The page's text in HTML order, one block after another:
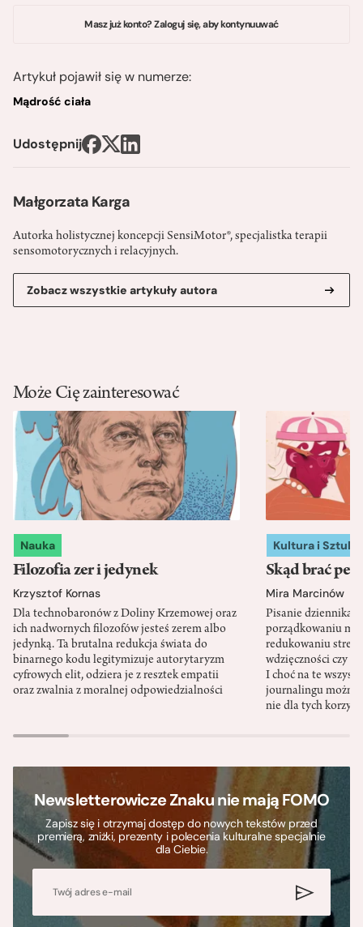
Małgorzata Karga
Autorka holistycznej koncepcji SensiMotor®, specjalistka terapii
sensomotorycznych i relacyjnych.
Zobacz wszystkie artykuły autora
Masz już konto? Zaloguj się, aby kontynuuwać
Artykuł pojawił się w numerze:
Mądrość ciała
Udostępnij
Może Cię zainteresować
Nauka
Filozofia zer i jedynek
Krzysztof Kornas
Dla technobaronów z Doliny Krzemowej oraz
ich nadwornych filozofów jesteś zerem albo
jedynką. Ta brutalna redukcja świata do
binarnego kodu legitymizuje autorytaryzm
cyfrowych elit, odziera je z resztek empatii
oraz zwalnia z moralnej odpowiedzialności
Kultura i Sztuka
Skąd brać
Mira Marcinów
Pisanie dziennika
porządkowaniu
redukowaniu
wdzięczności czy
I choć na te
journalingu można
nie dla tych
Newsletterowicze Znaku nie mają FOMO
Zapisz się i otrzymaj dostęp do nowych tekstów przed
premierą, zniżki, prezenty i polecenia kulturalne specjalnie
dla Ciebie.